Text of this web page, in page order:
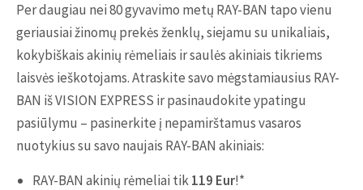
Per daugiau nei 80 gyvavimo metų RAY-BAN tapo vienu
geriausiai žinomų prekės ženklų, siejamu su unikaliais,
kokybiškais akinių rėmeliais ir saulės akiniais tikriems
laisvės ieškotojams. Atraskite savo mėgstamiausius RAY-
BAN iš VISION EXPRESS ir pasinaudokite ypatingu
pasiūlymu – pasinerkite į nepamirštamus vasaros
nuotykius su savo naujais RAY-BAN akiniais:
RAY-BAN akinių rėmeliai tik119 Eur!*